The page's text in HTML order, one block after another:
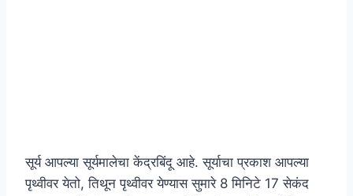
सूर्य आपल्या सूर्यमालेचा केंद्रबिंदू आहे. सूर्याचा प्रकाश आपल्या
पृथ्वीवर येतो, तिथून पृथ्वीवर येण्यास सुमारे 8 मिनिटे 17 सेकंद